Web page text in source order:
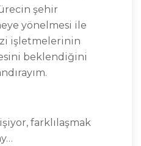
şehir
yönelmesi ile
işletmelerinin
beklendiğini
farklılaşmak